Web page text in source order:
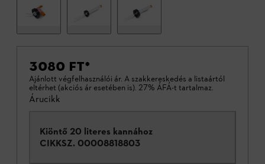
3080 FT*
Ajánlott végfelhasználói ár. A szakkereskedés a listaártól
eltérhet (akciós ár esetében is). 27% ÁFÁ-t tartalmaz.
Árucikk
Kiöntő 20 literes kannához
CIKKSZ. 00008818803